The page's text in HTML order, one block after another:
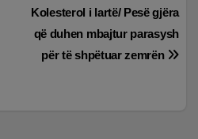
Kolesterol i lartë/ Pesë gjëra
që duhen mbajtur parasysh
për të shpëtuar zemrën